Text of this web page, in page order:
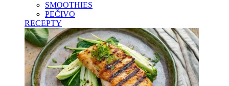
SMOOTHIES
PEČIVO
RECEPTY